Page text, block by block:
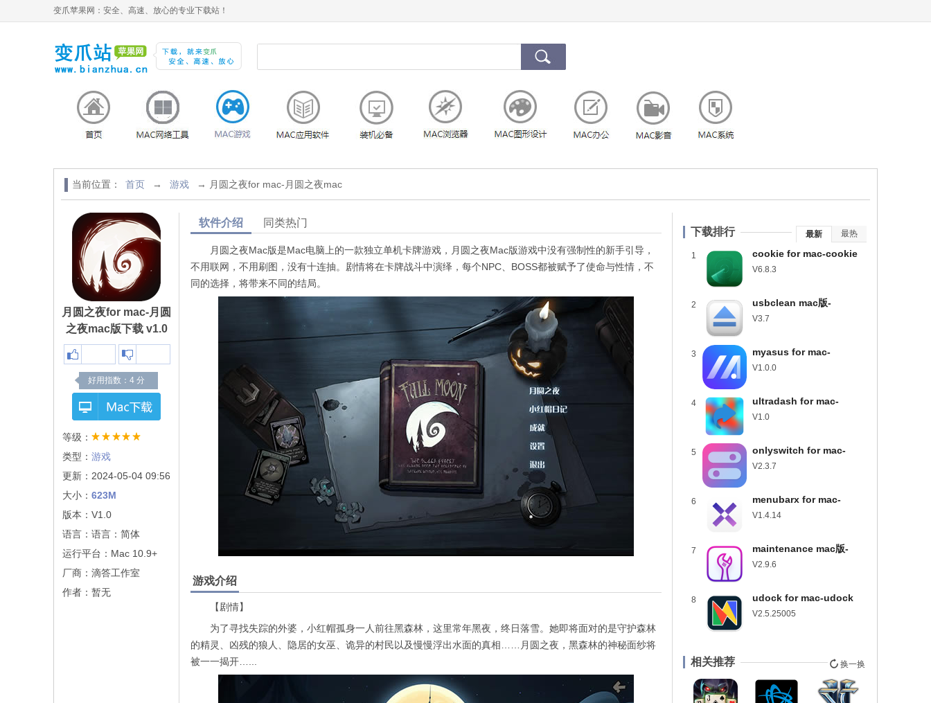
变爪苹果网：安全、高速、放心的专业下载站！
当前位置： 首页 → 游戏 → 月圆之夜for mac-月圆之夜mac
最新 最热
下载排行
1
cookie for mac-cookie
mac版下载 v6.8.3
V6.8.3
2
usbclean mac版-
usbclean for mac下载
V3.7
3
myasus for mac-
myasus mac版下载
V1.0.0
4
ultradash for mac-
ultradash mac版下载
V1.0
5
onlyswitch for mac-
onlyswitch mac版下载
V2.3.7
6
menubarx for mac-
menubarx mac版下载
V1.4.14
7
maintenance mac版-
maintenance for mac下
V2.9.6
8
udock for mac-udock
mac版下载 v2.5.25005
V2.5.25005
换一换
相关推荐
月圆之夜for mac-月圆
之夜mac版下载 v1.0
好用指数： 4 分
等级：
类型： 游戏
更新：2024-05-04 09:56
大小： 623M
版本：V1.0
语言：语言：简体
运行平台：Mac 10.9+
厂商： 滴答工作室
作者：暂无
软件介绍 同类热门
月圆之夜Mac版是Mac电脑上的一款独立单机卡牌游戏，月圆之夜Mac版游戏中没有强制性的新手引导，
不用联网，不用刷图，没有十连抽。剧情将在卡牌战斗中演绎，每个NPC、BOSS都被赋予了使命与性情，不
同的选择，将带来不同的结局。
游戏介绍
【剧情】
为了寻找失踪的外婆，小红帽孤身一人前往黑森林，这里常年黑夜，终日落雪。她即将面对的是守护森林
的精灵、凶残的狼人、隐居的女巫、诡异的村民以及慢慢浮出水面的真相……月圆之夜，黑森林的神秘面纱将
被一一揭开…...